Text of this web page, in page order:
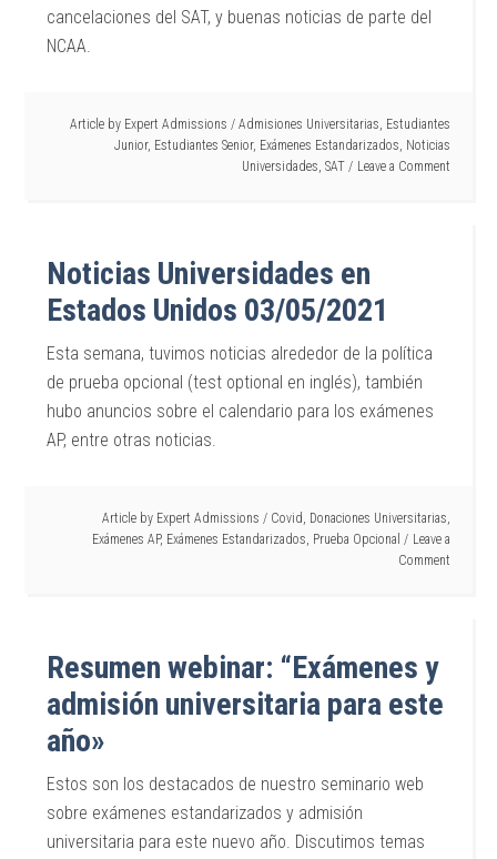
cancelaciones del SAT, y buenas noticias de parte del
NCAA.
Article by Expert Admissions / Admisiones Universitarias, Estudiantes
Junior, Estudiantes Senior, Exámenes Estandarizados, Noticias
Universidades, SAT Leave a Comment
Noticias Universidades en
Estados Unidos 03/05/2021
Esta semana, tuvimos noticias alrededor de la política
de prueba opcional (test optional en inglés), también
hubo anuncios sobre el calendario para los exámenes
AP, entre otras noticias.
Article by Expert Admissions / Covid, Donaciones Universitarias,
Exámenes AP, Exámenes Estandarizados, Prueba Opcional
Leave a
Comment
Resumen webinar: “Exámenes y
admisión universitaria para este
año»
Estos son los destacados de nuestro seminario web
sobre exámenes estandarizados y admisión
universitaria para este nuevo año. Discutimos temas